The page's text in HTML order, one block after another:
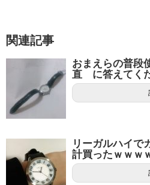
関連記事
おまえらの普
直 に答えてく
リーガルハイで
計買ったｗｗｗ